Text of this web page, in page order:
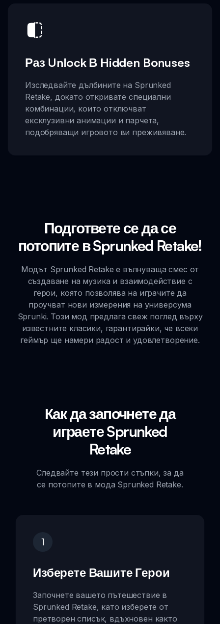
Раз Unlock В Hidden Bonuses
Изследвайте дълбините на Sprunked
Retake, докато откривате специални
комбинации, които отключват
ексклузивни анимации и парчета,
подобряващи игровото ви преживяване.
Подгответе се да се
потопите в Sprunked Retake!
Модът Sprunked Retake е вълнуваща смес от
създаване на музика и взаимодействие с
герои, която позволява на играчите да
проучват нови измерения на универсума
Sprunki. Този мод предлага свеж поглед върху
известните класики, гарантирайки, че всеки
геймър ще намери радост и удовлетворение.
Как да започнете да
играете Sprunked
Retake
Следвайте тези прости стъпки, за да
се потопите в мода Sprunked Retake.
1
Изберете Вашите Герои
Започнете вашето пътешествие в
Sprunked Retake, като изберете от
претворен списък, вдъхновен както